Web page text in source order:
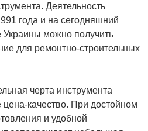
Деятельность
года и на сегодняшний
можно получить
для ремонтно-строительных
черта инструмента
качество. При достойном
и удобной